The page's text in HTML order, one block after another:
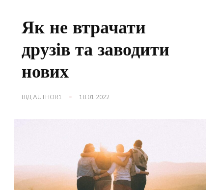
Як не втрачати
друзів та заводити
нових
ВІДAUTHOR1 18.01.2022